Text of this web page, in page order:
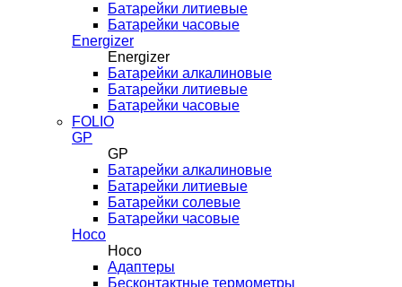
Батарейки литиевые
Батарейки часовые
Energizer
Energizer
Батарейки алкалиновые
Батарейки литиевые
Батарейки часовые
FOLIO
GP
GP
Батарейки алкалиновые
Батарейки литиевые
Батарейки солевые
Батарейки часовые
Hoco
Hoco
Адаптеры
Бесконтактные термометры